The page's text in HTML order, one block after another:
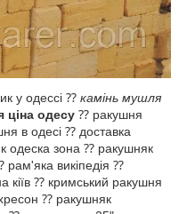
у одecсі ⁇ камінь мушля
ціна одесу ⁇ ракушня
в одесі ⁇ доставка
одеска зона ⁇ ракушняк
рам'яка викіпедія ⁇
кіїв ⁇ кримський ракушня
⁇ ракушняк